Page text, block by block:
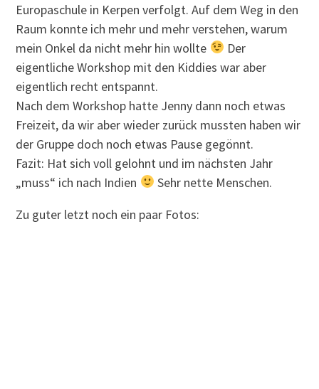
Europaschule in Kerpen verfolgt. Auf dem Weg in den
Raum konnte ich mehr und mehr verstehen, warum
mein Onkel da nicht mehr hin wollte
Der
eigentliche Workshop mit den Kiddies war aber
eigentlich recht entspannt.
Nach dem Workshop hatte Jenny dann noch etwas
Freizeit, da wir aber wieder zurück mussten haben wir
der Gruppe doch noch etwas Pause gegönnt.
Fazit: Hat sich voll gelohnt und im nächsten Jahr
„muss“ ich nach Indien
Sehr nette Menschen.
Zu guter letzt noch ein paar Fotos: